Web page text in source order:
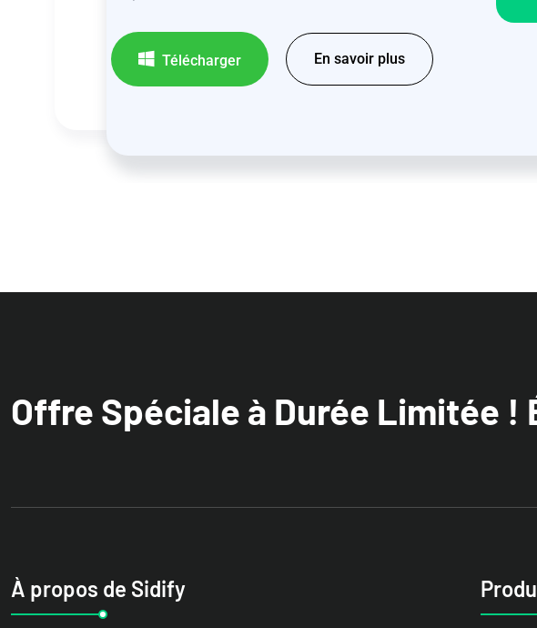
Télécharger En savoir plus
Offre Spéciale à Durée Limitée !
À propos de Sidify